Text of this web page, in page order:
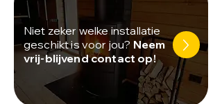
Niet zeker welke installatie
geschikt is voor jou? Neem
vrij-blijvend contact op!